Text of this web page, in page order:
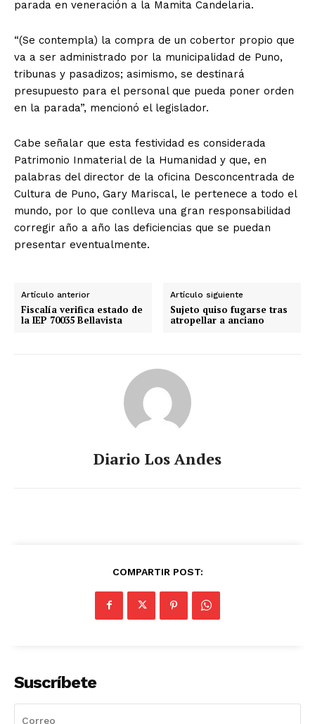
parada en veneración a la Mamita Candelaria.
“(Se contempla) la compra de un cobertor propio que
va a ser administrado por la municipalidad de Puno,
tribunas y pasadizos; asimismo, se destinará
presupuesto para el personal que pueda poner orden
en la parada”, mencionó el legislador.
Cabe señalar que esta festividad es considerada
Patrimonio Inmaterial de la Humanidad y que, en
palabras del director de la oficina Desconcentrada de
Cultura de Puno, Gary Mariscal, le pertenece a todo el
mundo, por lo que conlleva una gran responsabilidad
corregir año a año las deficiencias que se puedan
presentar eventualmente.
Artículo anterior
Fiscalía verifica estado de
la IEP 70035 Bellavista
Artículo siguiente
Sujeto quiso fugarse tras
atropellar a anciano
Diario Los Andes
COMPARTIR POST:
Suscríbete